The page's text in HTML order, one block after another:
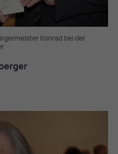
Konrad bei der